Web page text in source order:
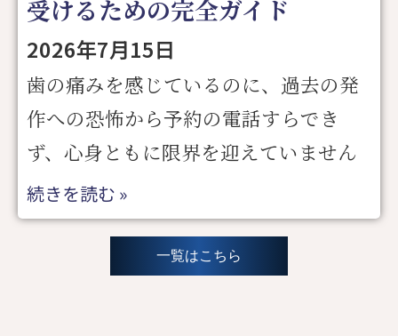
受けるための完全ガイド
2026年7月15日
歯の痛みを感じているのに、過去の発
作への恐怖から予約の電話すらでき
ず、心身ともに限界を迎えていません
続きを読む »
一覧はこちら